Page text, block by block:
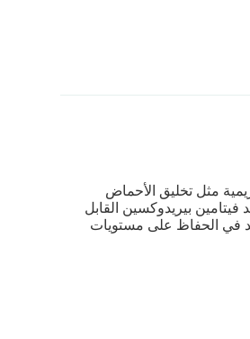
مثل تخليق الأحماض
فيتامين بيريدوكسين القابل
في الحفاظ على مستويات